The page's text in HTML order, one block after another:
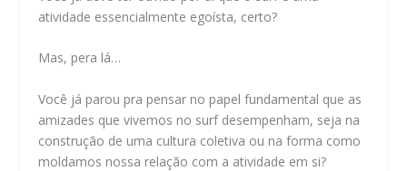
atividade essencialmente egoísta, certo?
Mas, pera lá…
Você já parou pra pensar no papel fundamental que as
amizades que vivemos no surf desempenham, seja na
construção de uma cultura coletiva ou na forma como
moldamos nossa relação com a atividade em si?